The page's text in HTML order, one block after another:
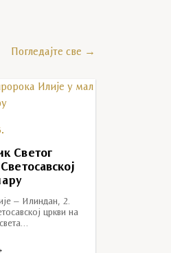
Погледајте све →
Светог
– Илиндан, 2.
цркви на